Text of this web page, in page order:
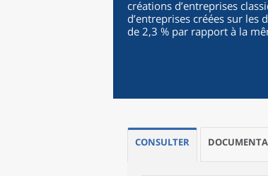
créations d’entreprises
d’entreprises créées sur
de 2,3 % par rapport à la
CONSULTER